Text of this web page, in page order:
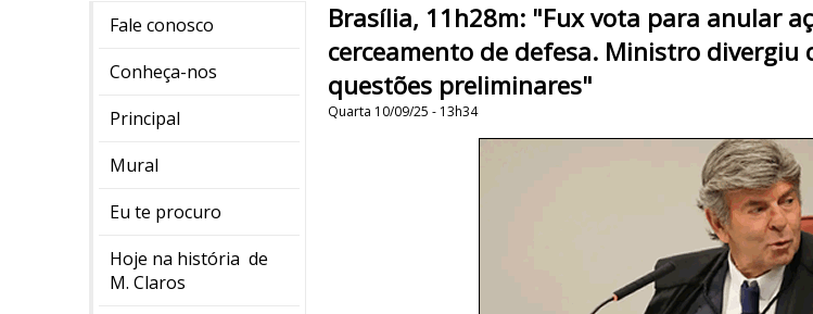
Fale conosco
Conheça-nos
Principal
Mural
Eu te procuro
Hoje na história de
M. Claros
Brasília, 11h28m: "Fux vota para anular
cerceamento de defesa. Ministro divergiu
questões preliminares"
Quarta 10/09/25 - 13h34